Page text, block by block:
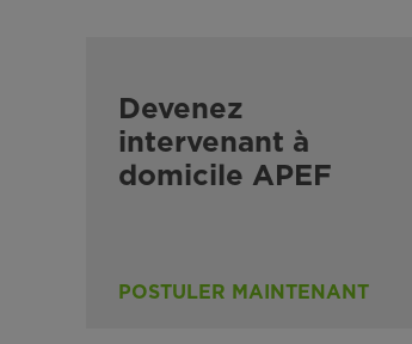
Devenez
intervenant à
domicile APEF
POSTULER MAINTENANT